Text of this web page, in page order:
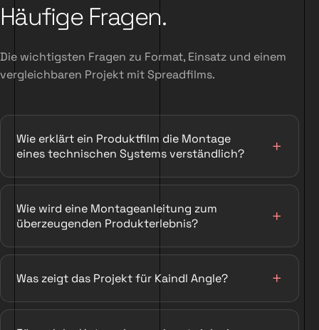
Häufige Fragen.
Die wichtigsten Fragen zu Format, Einsatz und einem
vergleichbaren Projekt mit Spreadfilms.
Wie erklärt ein Produktfilm die Montage
eines technischen Systems verständlich?
Wie wird eine Montageanleitung zum
überzeugenden Produkterlebnis?
Was zeigt das Projekt für Kaindl Angle?